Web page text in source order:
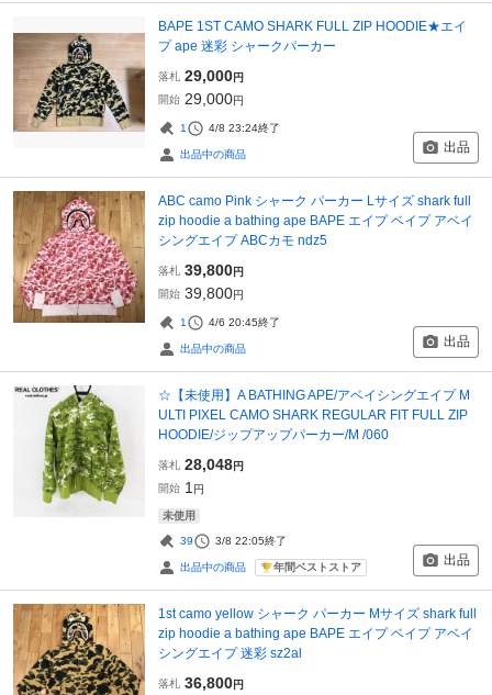
BAPE 1ST CAMO SHARK FULL ZIP HOODIE★エイ
プ ape 迷彩 シャークパーカー
落札 29,000円
開始 29,000円
1 4/8 23:24終了
出品中の商品 出品
ABC camo Pink シャーク パーカー Lサイズ shark full
zip hoodie a bathing ape BAPE エイプ ベイプ アベイ
シングエイプ ABCカモ ndz5
落札 39,800円
開始 39,800円
1 4/6 20:45終了
出品中の商品 出品
☆【未使用】A BATHING APE/アベイシングエイプ M
ULTI PIXEL CAMO SHARK REGULAR FIT FULL ZIP
HOODIE/ジップアップパーカー/M /060
落札 28,048円
開始 1 円
未使用
39 3/8 22:05終了
出品中の商品 年間ベストストア 出品
1st camo yellow シャーク パーカー Mサイズ shark full
zip hoodie a bathing ape BAPE エイプ ベイプ アベイ
シングエイプ 迷彩 sz2al
落札 36,800円